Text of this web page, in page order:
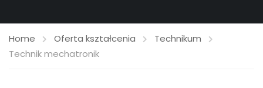
Home Oferta kształcenia
Technikum
Technik mechatronik